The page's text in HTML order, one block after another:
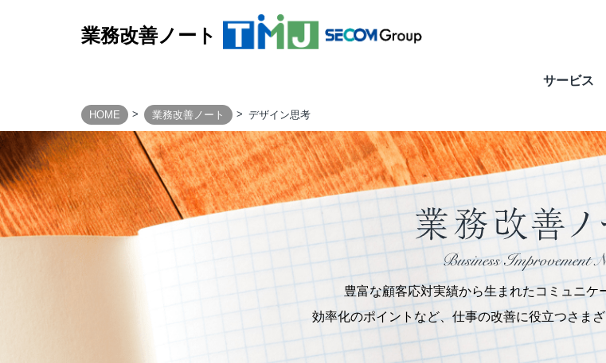
業務改善ノート
サービス
BUSINESS PROCESS
Design & Consulting
TMJ Generative Solution
CXデザインコンサルティング
BPOデザイン
Design & Outsourcing
カスタマーケア
セールスサポート
テクニカルサポート
在宅オペレーション
モビリティ（MaaS）ビジネスサポートサ
チャットサポート
チャットボット
AI音声自動応答サービス
HOME 業務改善ノート デザイン思考
豊富な顧客応対実績から生まれたコミュニケ
効率化のポイントなど、仕事の改善に役立つさま